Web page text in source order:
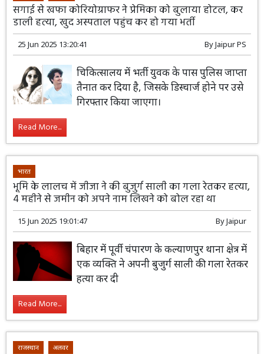
सगाई से खफा कोरियोग्राफर ने प्रेमिका को बुलाया होटल, कर
डाली हत्या, खुद अस्पताल पहुंच कर हो गया भर्ती
25 Jun 2025 13:20:41 ByJaipur PS
चिकित्सालय में भर्ती युवक के पास पुलिस जाप्ता
तैनात कर दिया है, जिसके डिस्चार्ज होने पर उसे
गिरफ्तार किया जाएगा।
Read More...
भारत
भूमि के लालच में जीजा ने की बुजुर्ग साली का गला रेतकर हत्या,
4 महीने से जमीन को अपने नाम लिखने को बोल रहा था
15 Jun 2025 19:01:47 ByJaipur
बिहार में पूर्वी चंपारण के कल्याणपुर थाना क्षेत्र में
एक व्यक्ति ने अपनी बुजुर्ग साली की गला रेतकर
हत्या कर दी
Read More...
राजस्थान अलवर